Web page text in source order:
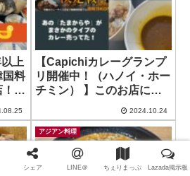
上
国料
！ ~
【Capichiカレーグランプ
リ開催中！（ハノイ・ホー
チミン） 】このお店にカ
ってたべみたら探していた
好みのやつだった！ ~ たま
からや
2024.10.24
アジアン料理
シェア LINE＠ ちぇりまっぷ Lazada掲示板